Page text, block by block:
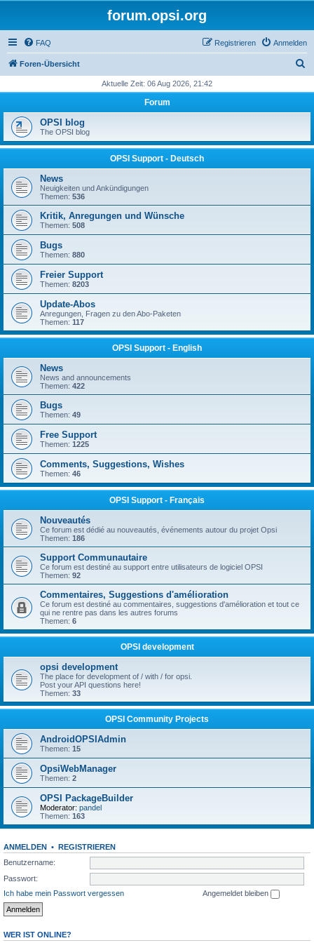
forum.opsi.org
FAQ Anmelden
Registrieren
Foren-Übersicht
h
Aktuelle Zeit: 06 Aug 2026, 21:42
Forum
OPSI blog
The OPSI blog
OPSI Support - Deutsch
News
Neuigkeiten und Ankündigungen
Themen: 536
Kritik, Anregungen und Wünsche
Themen: 508
Bugs
Themen: 880
Freier Support
Themen: 8203
Update-Abos
Anregungen, Fragen zu den Abo-Paketen
Themen: 117
OPSI Support - English
News
News and announcements
Themen: 422
Bugs
Themen: 49
Free Support
Themen: 1225
Comments, Suggestions, Wishes
Themen: 46
OPSI Support - Français
Nouveautés
Ce forum est dédié au nouveautés, événements autour du projet Opsi
Themen: 186
Support Communautaire
Ce forum est destiné au support entre utilisateurs de logiciel OPSI
Themen: 92
Commentaires, Suggestions d'amélioration
Ce forum est destiné au commentaires, suggestions d'amélioration et tout ce
qui ne rentre pas dans les autres forums
Themen: 6
OPSI development
opsi development
The place for development of / with / for opsi.
Post your API questions here!
Themen: 33
OPSI Community Projects
AndroidOPSIAdmin
Themen: 15
OpsiWebManager
Themen: 2
OPSI PackageBuilder
Moderator: pandel
Themen: 163
ANMELDEN • REGISTRIEREN
Benutzername:
Passwort:
Ich habe mein Passwort vergessen
Angemeldet bleiben
WER IST ONLINE?